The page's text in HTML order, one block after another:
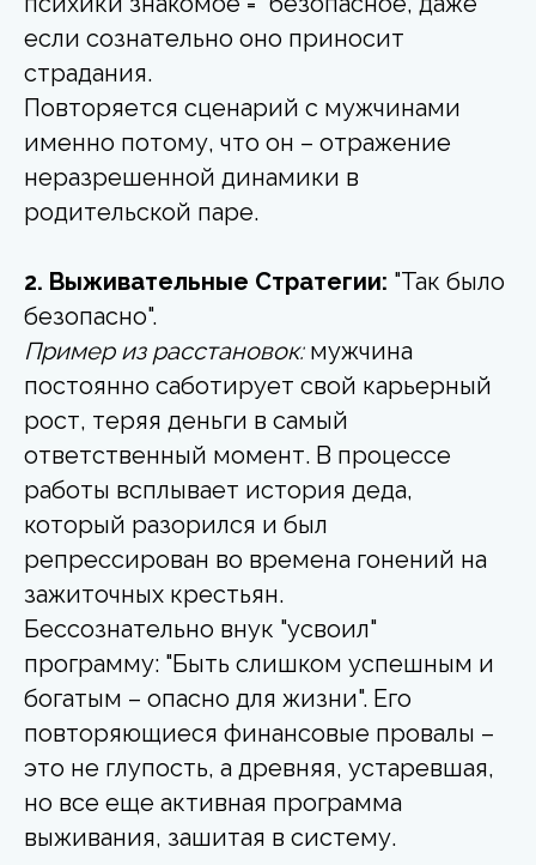
если сознательно оно приносит
страдания.
Повторяется сценарий с мужчинами
именно потому, что он – отражение
неразрешенной динамики в
родительской паре.
2. Выживательные Стратегии: "Так было
безопасно".
Пример из расстановок:мужчина
постоянно саботирует свой карьерный
рост, теряя деньги в самый
ответственный момент. В процессе
работы всплывает история деда,
который разорился и был
репрессирован во времена гонений на
зажиточных крестьян.
Бессознательно внук "усвоил"
программу: "Быть слишком успешным и
богатым – опасно для жизни". Его
повторяющиеся финансовые провалы –
это не глупость, а древняя, устаревшая,
но все еще активная программа
выживания, зашитая в систему.